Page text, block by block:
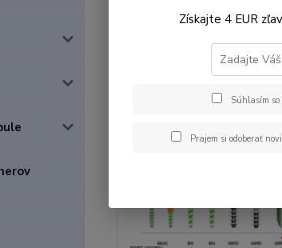
Získajte 4 EUR
Súhlasím so
Prajem si odoberať